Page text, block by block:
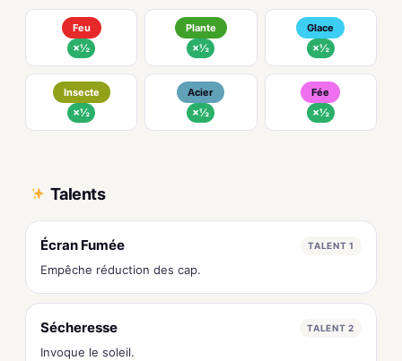
Feu
×½
Plante
×½
Glace
×½
Insecte
×½
Acier
×½
Fée
×½
Talents
Écran Fumée TALENT 1
Empêche réduction des cap.
Sécheresse TALENT 2
Invoque le soleil.